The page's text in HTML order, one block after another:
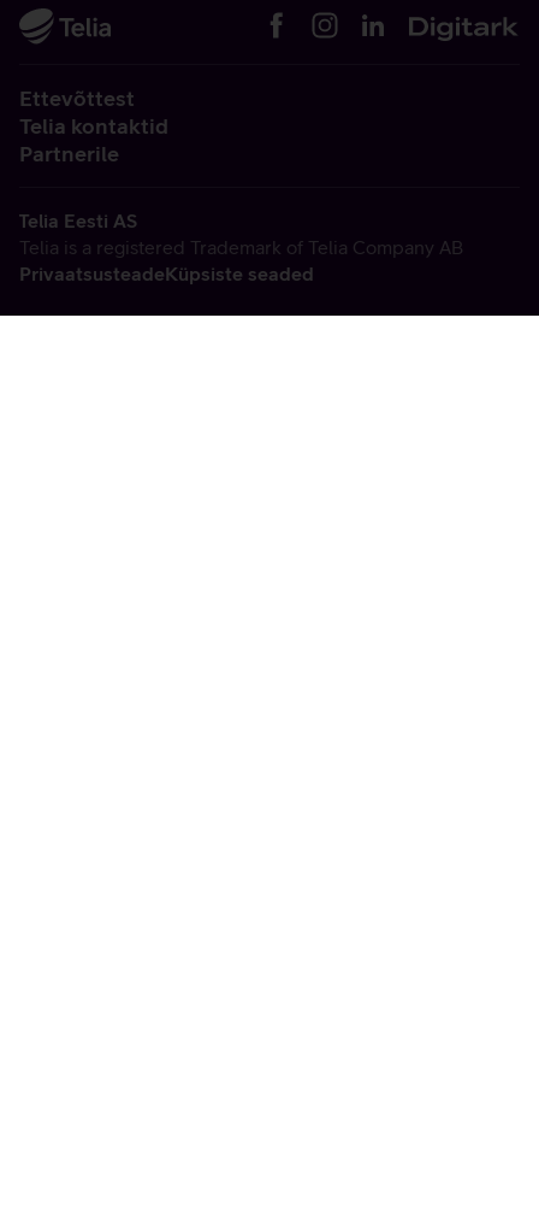
Ettevõttest
Telia kontaktid
Partnerile
Telia Eesti AS
Telia is a registered Trademark of Telia Company AB
PrivaatsusteadeKüpsiste seaded